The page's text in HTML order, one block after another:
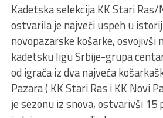
Kadetska selekcija KK Stari Ras/
ostvarila je najveći uspeh u
novopazarske košarke, osvojivši
kadetsku ligu Srbije-grupa
od igrača iz dva najveća
Pazara ( KK Stari Ras i KK Novi
je sezonu iz snova, ostvarivši 15